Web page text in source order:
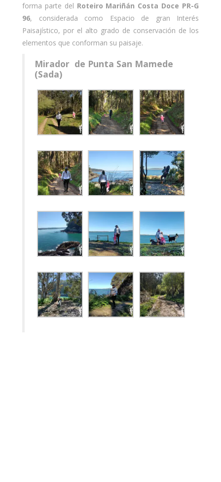
forma parte del Roteiro Mariñán Costa Doce PR-G
96, considerada como Espacio de gran Interés
Paisajístico, por el alto grado de conservación de los
elementos que conforman su paisaje.
Mirador de Punta San Mamede
(Sada)